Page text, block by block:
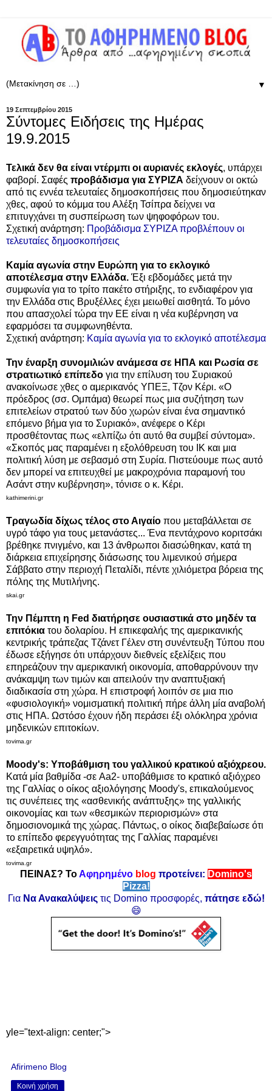
▼
19 Σεπτεμβρίου 2015
Σύντομες Ειδήσεις της Ημέρας
19.9.2015
Τελικά δεν θα είναι ντέρμπι οι αυριανές εκλογές, υπάρχει
φαβορί. Σαφές προβάδισμα για ΣΥΡΙΖΑ δείχνουν οι οκτώ
από τις εννέα τελευταίες δημοσκοπήσεις που δημοσιεύτηκαν
χθες, αφού το κόμμα του Αλέξη Τσίπρα δείχνει να
επιτυγχάνει τη συσπείρωση των ψηφοφόρων του.
Σχετική ανάρτηση: Προβάδισμα ΣΥΡΙΖΑ προβλέπουν οι
τελευταίες δημοσκοπήσεις
Καμία αγωνία στην Ευρώπη για το εκλογικό
αποτέλεσμα στην Ελλάδα. Έξι εβδομάδες μετά την
συμφωνία για το τρίτο πακέτο στήριξης, το ενδιαφέρον για
την Ελλάδα στις Βρυξέλλες έχει μειωθεί αισθητά. Το μόνο
που απασχολεί τώρα την ΕΕ είναι η νέα κυβέρνηση να
εφαρμόσει τα συμφωνηθέντα.
Σχετική ανάρτηση: Καμία αγωνία για το εκλογικό αποτέλεσμα
Την έναρξη συνομιλιών ανάμεσα σε ΗΠΑ και Ρωσία σε
στρατιωτικό επίπεδο για την επίλυση του Συριακού
ανακοίνωσε χθες ο αμερικανός ΥΠΕΞ, Τζον Κέρι. «Ο
πρόεδρος (σσ. Ομπάμα) θεωρεί πως μια συζήτηση των
επιτελείων στρατού των δύο χωρών είναι ένα σημαντικό
επόμενο βήμα για το Συριακό», ανέφερε ο Κέρι
προσθέτοντας πως «ελπίζω ότι αυτό θα συμβεί σύντομα».
«Σκοπός μας παραμένει η εξολόθρευση του ΙΚ και μια
πολιτική λύση με σεβασμό στη Συρία. Πιστεύουμε πως αυτό
δεν μπορεί να επιτευχθεί με μακροχρόνια παραμονή του
Ασάντ στην κυβέρνηση», τόνισε ο κ. Κέρι.
kathimerini.gr
Τραγωδία δίχως τέλος στο Αιγαίο που μεταβάλλεται σε
υγρό τάφο για τους μετανάστες... Ένα πεντάχρονο κοριτσάκι
βρέθηκε πνιγμένο, και 13 άνθρωποι διασώθηκαν, κατά τη
διάρκεια επιχείρησης διάσωσης του λιμενικού σήμερα
Σάββατο στην περιοχή Πεταλίδι, πέντε χιλιόμετρα βόρεια της
πόλης της Μυτιλήνης.
skai.gr
Την Πέμπτη η Fed διατήρησε ουσιαστικά στο μηδέν τα
επιτόκια του δολαρίου. Η επικεφαλής της αμερικανικής
κεντρικής τράπεζας Τζάνετ Γέλεν στη συνέντευξη Τύπου που
έδωσε εξήγησε ότι υπάρχουν διεθνείς εξελίξεις που
επηρεάζουν την αμερικανική οικονομία, αποθαρρύνουν την
ανάκαμψη των τιμών και απειλούν την αναπτυξιακή
διαδικασία στη χώρα. Η επιστροφή λοιπόν σε μια πιο
«φυσιολογική» νομισματική πολιτική πήρε άλλη μία αναβολή
στις ΗΠΑ. Ωστόσο έχουν ήδη περάσει έξι ολόκληρα χρόνια
μηδενικών επιτοκίων.
tovima.gr
Moody's: Υποβάθμιση του γαλλικού κρατικού αξιόχρεου.
Κατά μία βαθμίδα -σε Aa2- υποβάθμισε το κρατικό αξιόχρεο
της Γαλλίας ο οίκος αξιολόγησης Moody's, επικαλούμενος
τις συνέπειες της «ασθενικής ανάπτυξης» της γαλλικής
οικονομίας και των «θεσμικών περιορισμών» στα
δημοσιονομικά της χώρας. Πάντως, ο οίκος διαβεβαίωσε ότι
το επίπεδο φερεγγυότητας της Γαλλίας παραμένει
«εξαιρετικά υψηλό».
tovima.gr
ΠΕΙΝΑΣ? ΤοΑφηρημένο blog προτείνει: Domino's
Pizza!
Για Να Ανακαλύψειςτις Domino προσφορές, πάτησε εδώ!
😄
yle="text-align: center;">
Afirimeno Blog
Κοινή χρήση